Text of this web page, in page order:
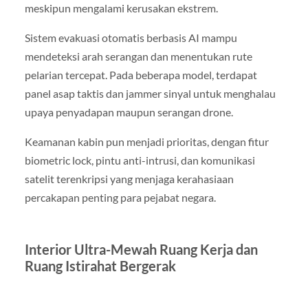
meskipun mengalami kerusakan ekstrem.
Sistem evakuasi otomatis berbasis AI mampu
mendeteksi arah serangan dan menentukan rute
pelarian tercepat. Pada beberapa model, terdapat
panel asap taktis dan jammer sinyal untuk menghalau
upaya penyadapan maupun serangan drone.
Keamanan kabin pun menjadi prioritas, dengan fitur
biometric lock, pintu anti-intrusi, dan komunikasi
satelit terenkripsi yang menjaga kerahasiaan
percakapan penting para pejabat negara.
Interior Ultra-Mewah Ruang Kerja dan
Ruang Istirahat Bergerak